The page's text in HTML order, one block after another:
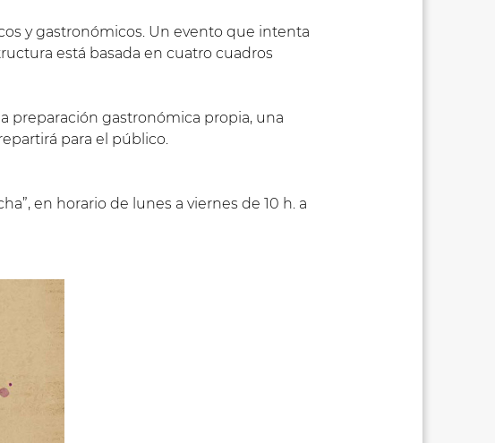
y gastronómicos. Un evento que intenta
está basada en cuatro cuadros
preparación gastronómica propia, una
para el público.
en horario de lunes a viernes de 10 h. a